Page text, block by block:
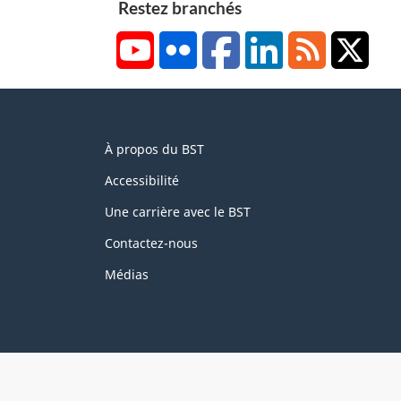
Restez branchés
YouTubeFlickr FacebookLinkedInRSS
this
site
À propos du BST
Accessibilité
Une carrière avec le BST
Contactez-nous
Médias